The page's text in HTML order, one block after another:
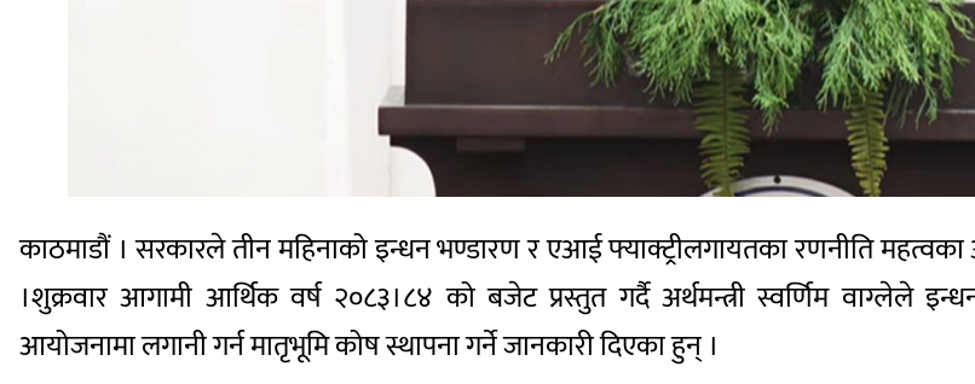
काठमाडौं । सरकारले तीन महिनाको इन्धन भण्डारण र एआई फ्याक्ट्रीलगायतका रणनीति
।शुक्रवार आगामी आर्थिक वर्ष २०८३।८४ को बजेट प्रस्तुत गर्दै अर्थमन्त्री स्वर्णिम वाग्लेले
आयोजनामा लगानी गर्न मातृभूमि कोष स्थापना गर्ने जानकारी दिएका हुन् ।